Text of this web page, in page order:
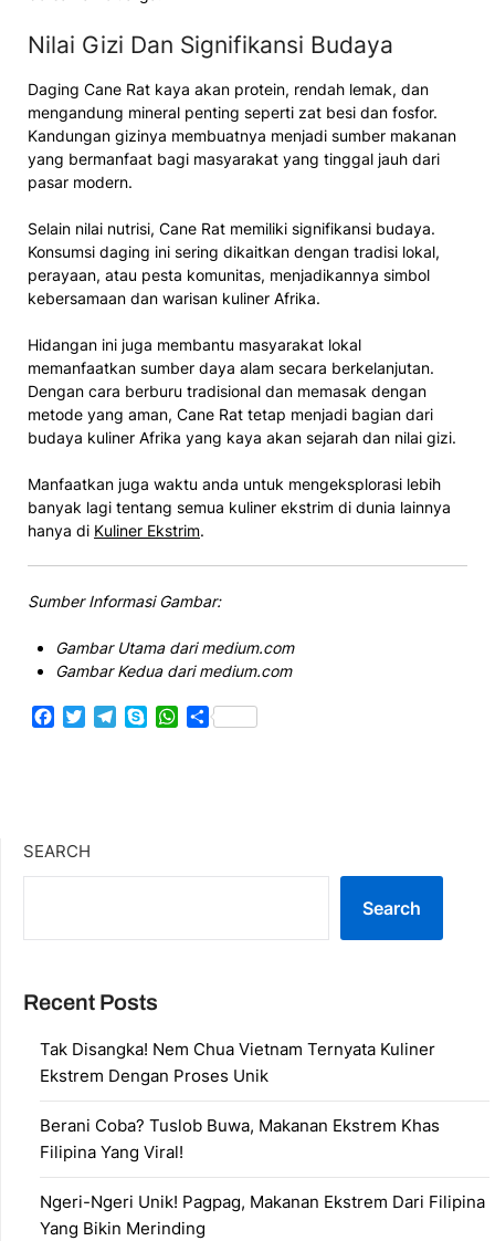
Nilai Gizi Dan Signifikansi Budaya
Daging Cane Rat kaya akan protein, rendah lemak, dan
mengandung mineral penting seperti zat besi dan fosfor.
Kandungan gizinya membuatnya menjadi sumber makanan
yang bermanfaat bagi masyarakat yang tinggal jauh dari
pasar modern.
Selain nilai nutrisi, Cane Rat memiliki signifikansi budaya.
Konsumsi daging ini sering dikaitkan dengan tradisi lokal,
perayaan, atau pesta komunitas, menjadikannya simbol
kebersamaan dan warisan kuliner Afrika.
Hidangan ini juga membantu masyarakat lokal
memanfaatkan sumber daya alam secara berkelanjutan.
Dengan cara berburu tradisional dan memasak dengan
metode yang aman, Cane Rat tetap menjadi bagian dari
budaya kuliner Afrika yang kaya akan sejarah dan nilai gizi.
Manfaatkan juga waktu anda untuk mengeksplorasi lebih
banyak lagi tentang semua kuliner ekstrim di dunia lainnya
hanya di Kuliner Ekstrim.
Sumber Informasi Gambar:
Gambar Utama dari medium.com
Gambar Kedua dari medium.com
Facebook
TwitterTelegram
SkypeWhatsApp
Share
SEARCH
Search
Recent Posts
Tak Disangka! Nem Chua Vietnam Ternyata Kuliner
Ekstrem Dengan Proses Unik
Berani Coba? Tuslob Buwa, Makanan Ekstrem Khas
Filipina Yang Viral!
Ngeri-Ngeri Unik! Pagpag, Makanan Ekstrem Dari Filipina
Yang Bikin Merinding